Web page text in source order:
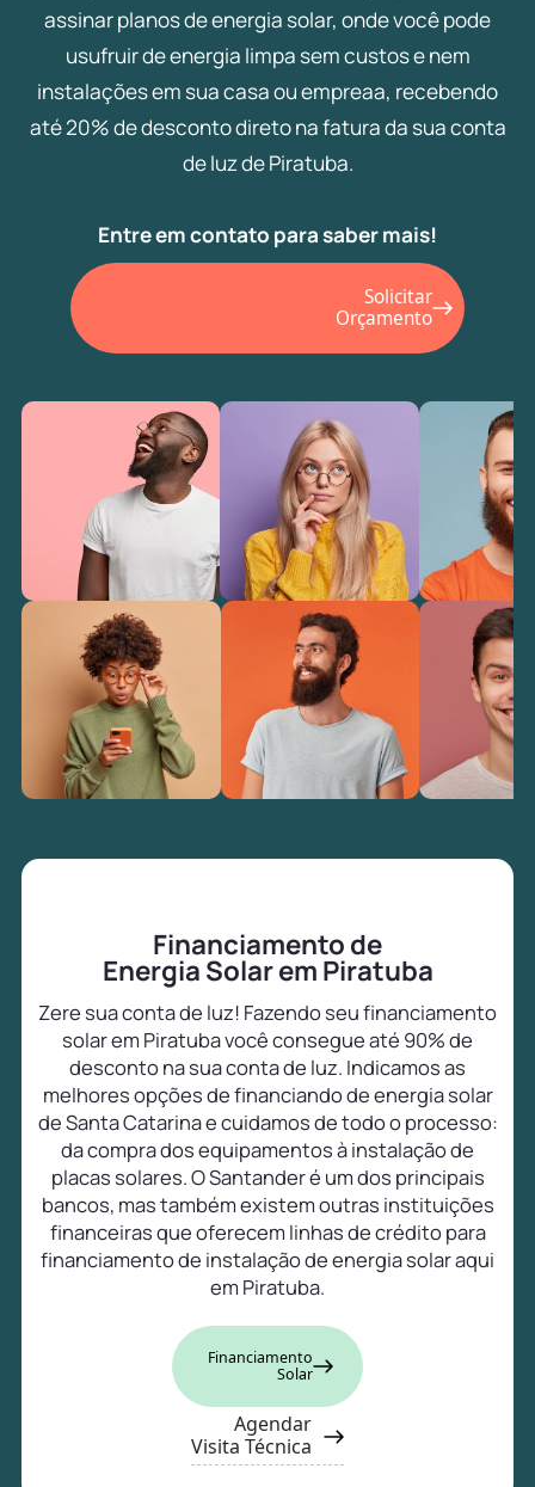
assinar planos de energia solar, onde você pode
usufruir de energia limpa sem custos e nem
instalações em sua casa ou empreaa, recebendo
até 20% de desconto direto na fatura da sua conta
de luz de Piratuba.
Entre em contato para saber mais!
Solicitar
Orçamento
Financiamento de
Energia Solar em Piratuba
Zere sua conta de luz! Fazendo seu financiamento
solar em Piratuba você consegue até 90% de
desconto na sua conta de luz. Indicamos as
melhores opções de financiando de energia solar
de Santa Catarina e cuidamos de todo o processo:
da compra dos equipamentos à instalação de
placas solares. O Santander é um dos principais
bancos, mas também existem outras instituições
financeiras que oferecem linhas de crédito para
financiamento de instalação de energia solar aqui
em Piratuba.
Financiamento
Solar
Agendar
Visita Técnica